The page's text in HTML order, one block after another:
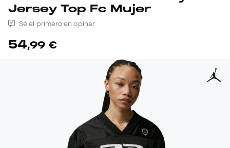
Jersey Top Fc Mujer
Sé el primero en opinar
54,99 €